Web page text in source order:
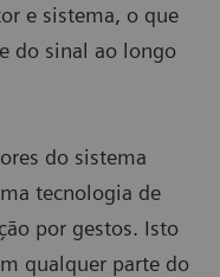
e sistema, o que
do sinal ao longo
do sistema
tecnologia de
por gestos. Isto
qualquer parte do